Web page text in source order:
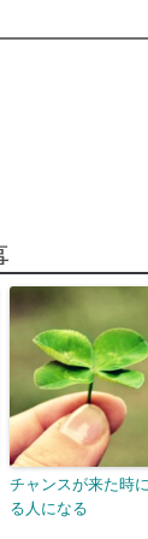
チャンスが来た時
る人になる